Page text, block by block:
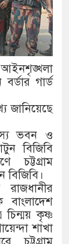
১০ জনের
মন্ত্রী লতিফ
যথাসময়ে
চাকরিতে
যুগ্ম
ঝড়ের আভাস
আইনশৃঙ্খলা
গার্ড
জানিয়েছে
ভবন ও
বিজিবি
চট্টগ্রাম
বিজিবি।
বাংলাদেশ
কৃষ্ণ
শাখা